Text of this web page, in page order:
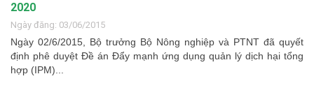
2020
Ngày đăng: 03/06/2015
Ngày 02/6/2015, Bộ trưởng Bộ Nông nghiệp và PTNT đã quyết
định phê duyệt Đề án Đẩy mạnh ứng dụng quản lý dịch hại tổng
hợp (IPM)...